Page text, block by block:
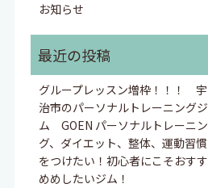
お知らせ
グループレッスン増枠！！！ 宇
治市のパーソナルトレーニングジ
ム GOEN パーソナルトレーニン
グ、ダイエット、整体、運動習慣
をつけたい！初心者にこそおすす
めめしたいジム！